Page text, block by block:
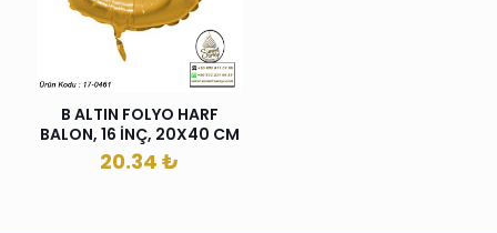
B ALTIN FOLYO HARF
BALON, 16 İNÇ, 20X40 CM
20.34 ₺